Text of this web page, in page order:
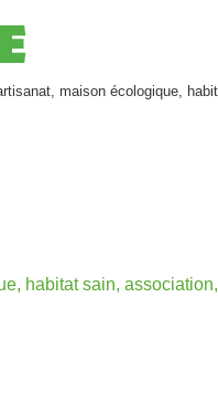
maison écologique,
habitat sain, association,